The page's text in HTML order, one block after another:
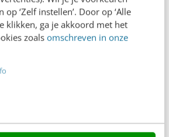
op ‘Zelf instellen’. Door op ‘Alle
klikken, ga je akkoord met het
zoals omschreven in onze